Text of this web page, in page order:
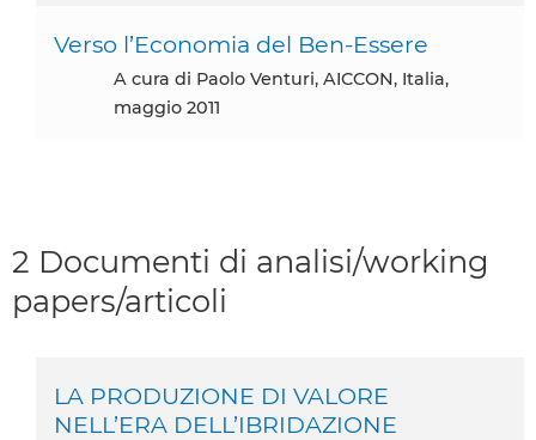
Verso l’Economia del Ben-Essere
A cura di Paolo Venturi, AICCON, Italia,
maggio 2011
2 Documenti di analisi/working
papers/articoli
LA PRODUZIONE DI VALORE
NELL’ERA DELL’IBRIDAZIONE